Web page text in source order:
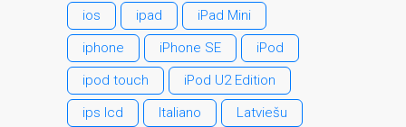
MacBook en Dundee:
modelos Pro, Air y Neo
Reparaciones para el
iPhone de Apple
ios
ipad
iPad Mini
iphone
iPhone SE
iPod
ipod touch
iPod U2 Edition
ips lcd
Italiano
Latviešu